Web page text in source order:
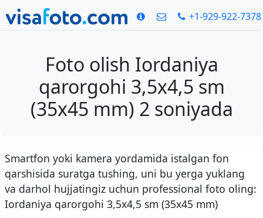
+1-929-922-7378
Foto olish Iordaniya
qarorgohi 3,5x4,5 sm
(35x45 mm) 2 soniyada
Smartfon yoki kamera yordamida istalgan fon
qarshisida suratga tushing, uni bu yerga yuklang
va darhol hujjatingiz uchun professional foto oling:
Iordaniya qarorgohi 3,5x4,5 sm (35x45 mm)